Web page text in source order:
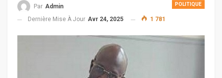
POLITIQUE
Par Admin
Dernière Mise À Jour Avr 24, 2025 1 781